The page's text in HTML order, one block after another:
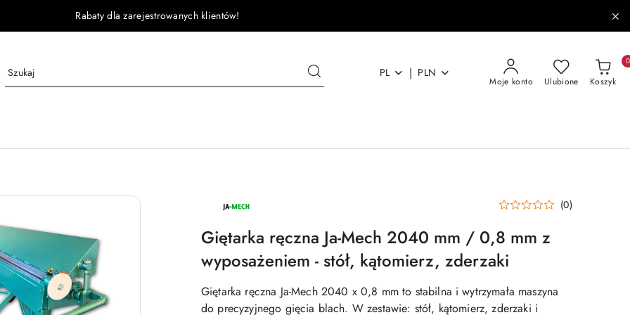
Rabaty dla zarejestrowanych klientów!
PL | PLN
Moje konto Ulubione Koszyk
0
MECH (0)
Giętarka ręczna Ja-Mech 2040 mm / 0,8 mm z
wyposażeniem - stół, kątomierz, zderzaki
Giętarka ręczna Ja-Mech 2040 x 0,8 mm to stabilna i wytrzymała maszyna
do precyzyjnego gięcia blach. W zestawie: stół, kątomierz, zderzaki i